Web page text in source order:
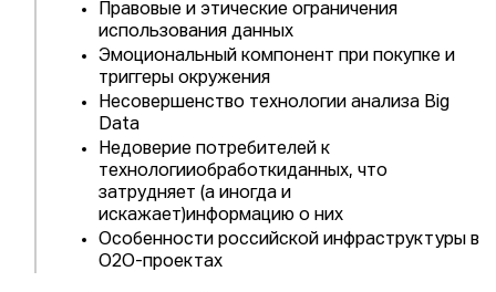
Правовые и этические ограничения
использования данных
Эмоциональный компонент при покупке и
триггеры окружения
Несовершенство технологии анализа Big
Data
Недоверие потребителей к
технологииобработкиданных, что
затрудняет (а иногда и
искажает)информацию о них
Особенности российской инфраструктуры в
О2О-проектах